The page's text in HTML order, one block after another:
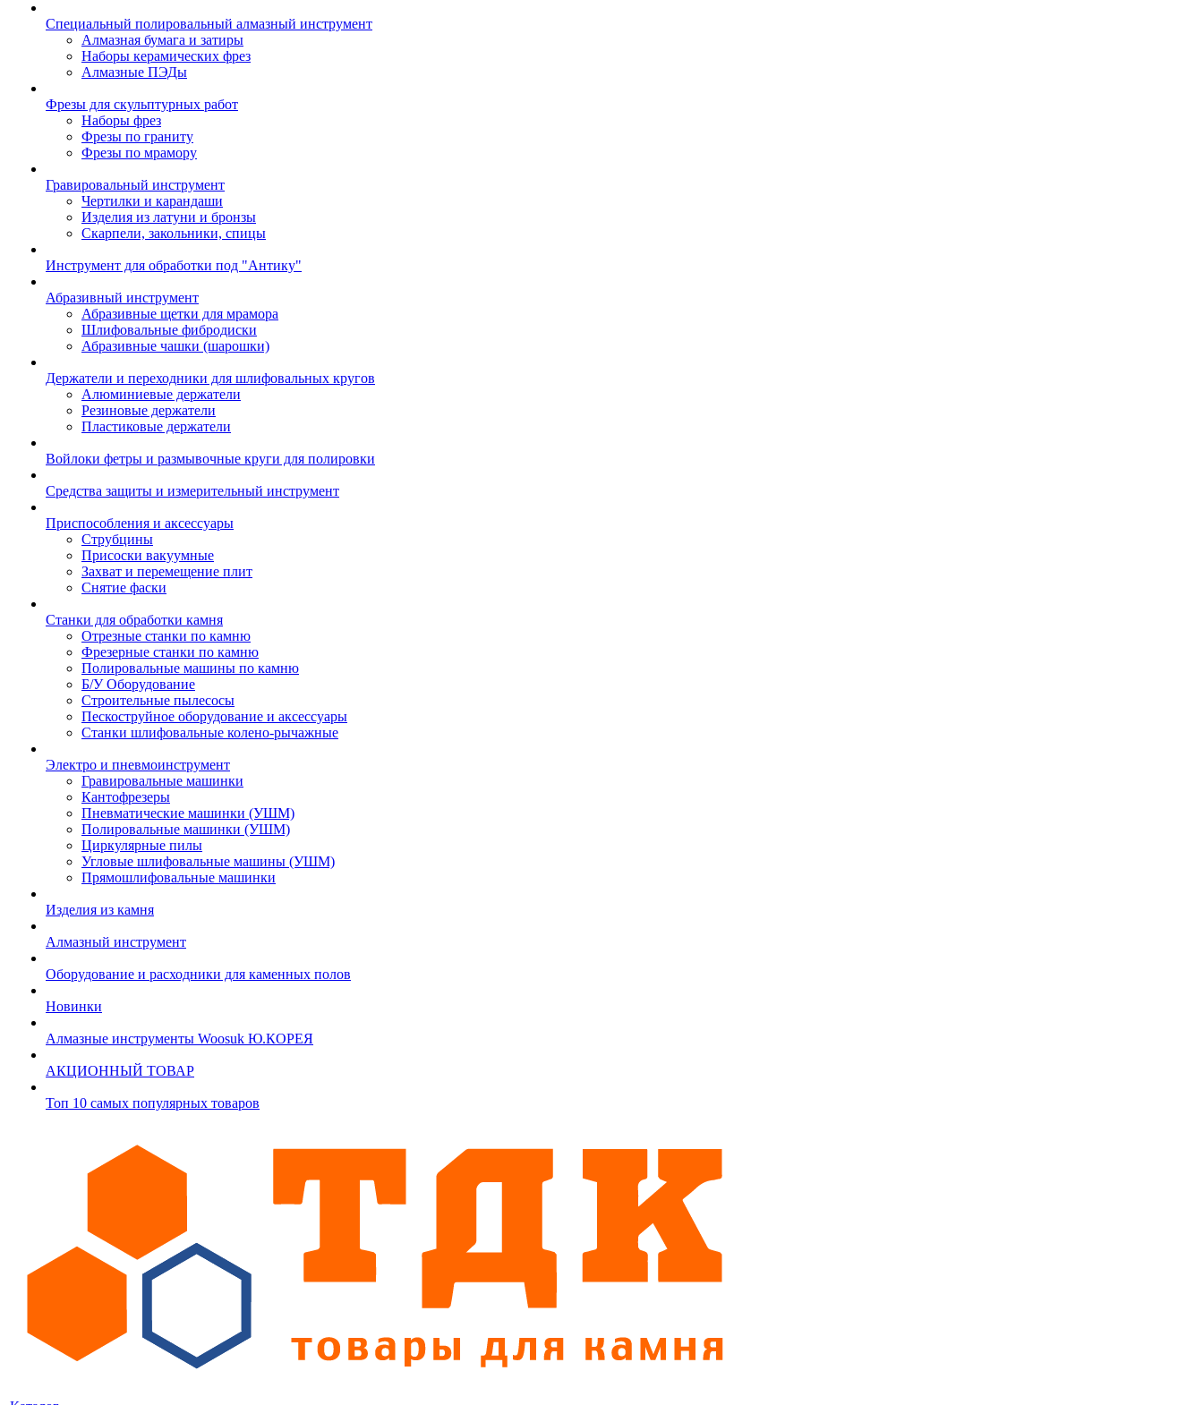
Специальный полировальный алмазный инструмент
Алмазная бумага и затиры
Наборы керамических фрез
Алмазные ПЭДы
Фрезы для скульптурных работ
Наборы фрез
Фрезы по граниту
Фрезы по мрамору
Гравировальный инструмент
Чертилки и карандаши
Изделия из латуни и бронзы
Скарпели, закольники, спицы
Инструмент для обработки под "Антику"
Абразивный инструмент
Абразивные щетки для мрамора
Шлифовальные фибродиски
Абразивные чашки (шарошки)
Держатели и переходники для шлифовальных кругов
Алюминиевые держатели
Резиновые держатели
Пластиковые держатели
Войлоки фетры и размывочные круги для полировки
Средства защиты и измерительный инструмент
Приспособления и аксессуары
Струбцины
Присоски вакуумные
Захват и перемещение плит
Снятие фаски
Станки для обработки камня
Отрезные станки по камню
Фрезерные станки по камню
Полировальные машины по камню
Б/У Оборудование
Строительные пылесосы
Пескоструйное оборудование и аксессуары
Станки шлифовальные колено-рычажные
Электро и пневмоинструмент
Гравировальные машинки
Кантофрезеры
Пневматические машинки (УШМ)
Полировальные машинки (УШМ)
Циркулярные пилы
Угловые шлифовальные машины (УШМ)
Прямошлифовальные машинки
Изделия из камня
Алмазный инструмент
Оборудование и расходники для каменных полов
Новинки
Алмазные инструменты Woosuk Ю.КОРЕЯ
АКЦИОННЫЙ ТОВАР
Топ 10 самых популярных товаров